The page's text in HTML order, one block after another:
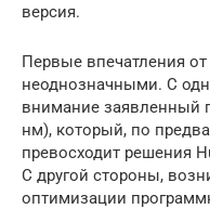
версия.
Первые впечатления
неоднозначными. С
внимание заявленный
нм), который, по
превосходит решения
С другой стороны,
оптимизации